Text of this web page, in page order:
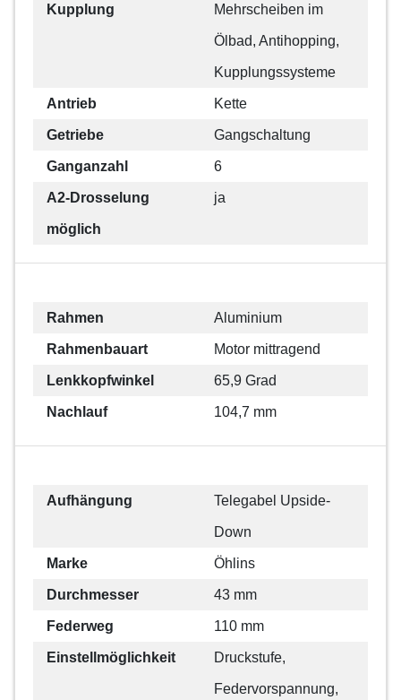
Kupplung Mehrscheiben im
Ölbad, Antihopping,
Kupplungssysteme
Antrieb Kette
Getriebe Gangschaltung
Ganganzahl 6
A2-Drosselung
möglich
ja
Rahmen Aluminium
Rahmenbauart Motor mittragend
Lenkkopfwinkel 65,9 Grad
Nachlauf 104,7 mm
Aufhängung Telegabel Upside-
Down
Marke Öhlins
Durchmesser 43 mm
Federweg 110 mm
Einstellmöglichkeit Druckstufe,
Federvorspannung,